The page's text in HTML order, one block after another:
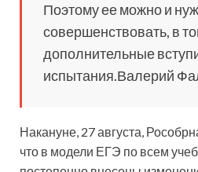
Поэтому ее можно и
совершенствовать, в
дополнительные
испытания.Валерий
Накануне, 27 августа,
что в модели ЕГЭ по всем